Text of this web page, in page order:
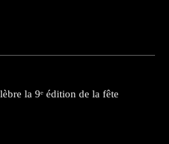
la 9ᵉ édition de la fête